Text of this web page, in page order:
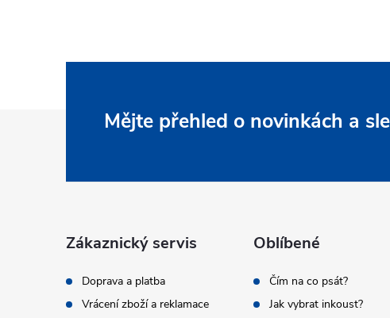
Mějte přehled o novinkách a
Zákaznický servis
Doprava a platba
Vrácení zboží a reklamace
Oblíbené
Čím na co psát?
Jak vybrat inkoust?